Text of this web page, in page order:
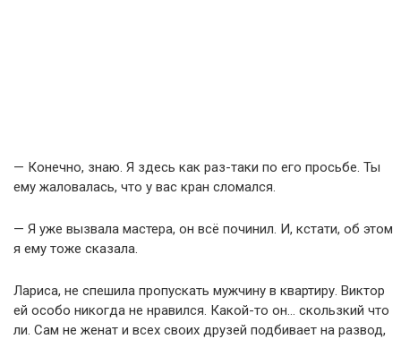
— Конечно, знаю. Я здесь как раз-таки по его просьбе. Ты
ему жаловалась, что у вас кран сломался.
— Я уже вызвала мастера, он всё починил. И, кстати, об этом
я ему тоже сказала.
Лариса, не спешила пропускать мужчину в квартиру. Виктор
ей особо никогда не нравился. Какой-то он… скользкий что
ли. Сам не женат и всех своих друзей подбивает на развод,